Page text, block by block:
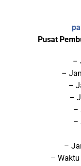
Pusat
–
–
–
–
–
–
–
– Waktu